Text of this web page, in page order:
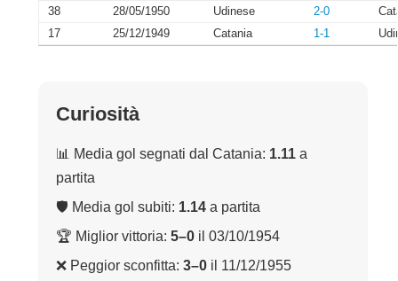
38
28/05/1950 Udinese 2-0
17
25/12/1949 Catania 1-1
Curiosità
📊 Media gol segnati dal Catania: 1.11 a
partita
🛡 Media gol subiti: 1.14 a partita
🏆 Miglior vittoria: 5–0 il 03/10/1954
❌ Peggior sconfitta: 3–0 il 11/12/1955